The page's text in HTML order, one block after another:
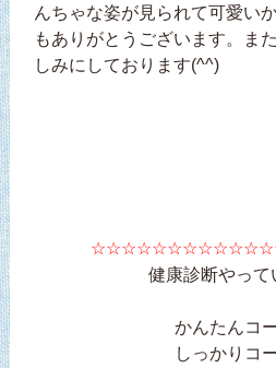
んちゃな姿が見られて可愛い
もありがとうございます。ま
しみにしております(^^)
健康診断やって
かんたんコ
しっかりコ